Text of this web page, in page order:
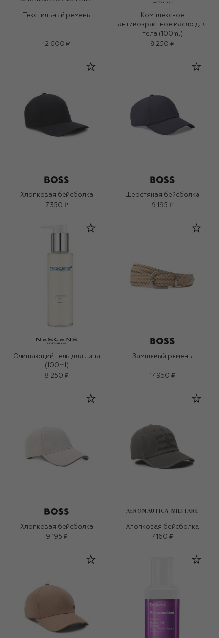
Текстильный ремень
12 600 ₽
Комплексное
антивозрастное масло для
тела (100ml)
8 250 ₽
Хлопковая бейсболка
7 350 ₽
Шерстяная бейсболка
9 195 ₽
Очищающий гель для лица
(100ml)
8 250 ₽
Замшевый ремень
17 950 ₽
Хлопковая бейсболка
9 195 ₽
AERONAUTICA MILITARE
Хлопковая бейсболка
7 160 ₽